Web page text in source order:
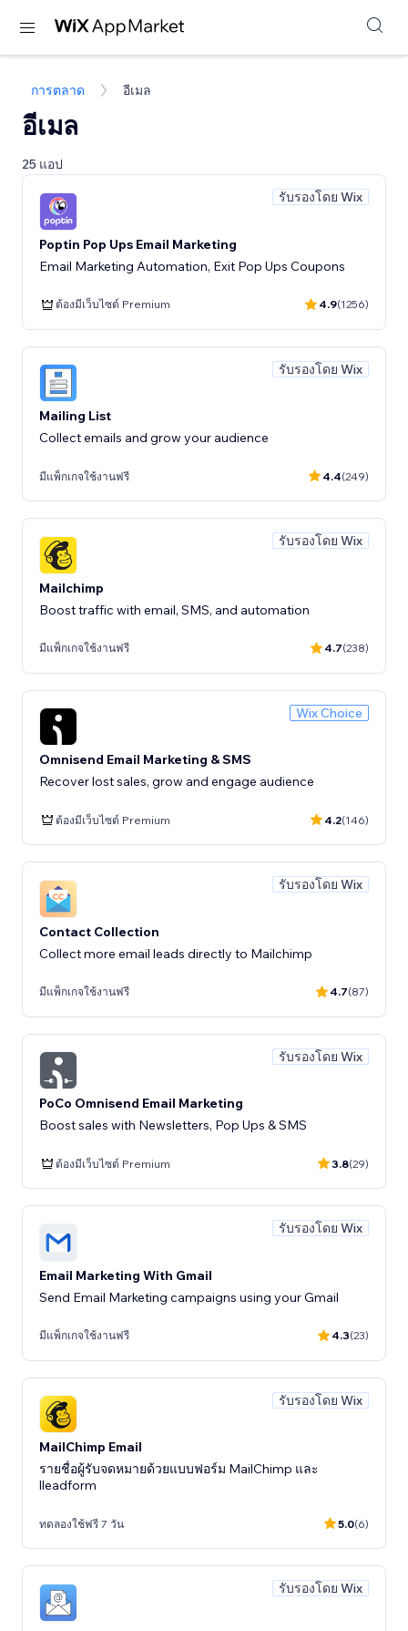
การตลาด อีเมล
อีเมล
25 แอป
รับรองโดย Wix
Poptin Pop Ups Email Marketing
Email Marketing Automation, Exit Pop Ups Coupons
ต้องมีเว็บไซต์ Premium 4.9(1256)
รับรองโดย Wix
Mailing List
Collect emails and grow your audience
มีแพ็กเกจใช้งานฟรี 4.4(249)
รับรองโดย Wix
Mailchimp
Boost traffic with email, SMS, and automation
มีแพ็กเกจใช้งานฟรี 4.7(238)
Wix Choice
Omnisend Email Marketing & SMS
Recover lost sales, grow and engage audience
ต้องมีเว็บไซต์ Premium 4.2(146)
รับรองโดย Wix
Contact Collection
Collect more email leads directly to Mailchimp
มีแพ็กเกจใช้งานฟรี 4.7(87)
รับรองโดย Wix
PoCo Omnisend Email Marketing
Boost sales with Newsletters, Pop Ups & SMS
ต้องมีเว็บไซต์ Premium 3.8(29)
รับรองโดย Wix
Email Marketing With Gmail
Send Email Marketing campaigns using your Gmail
มีแพ็กเกจใช้งานฟรี 4.3(23)
รับรองโดย Wix
MailChimp Email
รายชื่อผู้รับจดหมายด้วยแบบฟอร์ม MailChimp และ
lleadform
ทดลองใช้ฟรี 7 วัน 5.0(6)
รับรองโดย Wix